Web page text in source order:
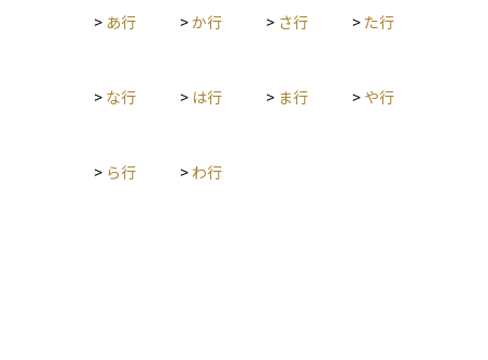
> あ行 >か行 > さ行 > た行
> な行 > は行 > ま行 > や行
> ら行 > わ行